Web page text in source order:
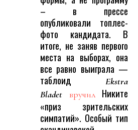
– в прессе
опубликовали топлес-
фото кандидата. В
итоге, не заняв первого
места на выборах, она
все равно выиграла —
таблоид
Ekstra
Bladet
вручилНиките
«приз зрительских
симпатий». Особый тип